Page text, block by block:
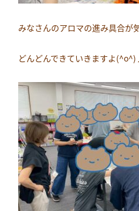
みなさんのアロマの進み具合が
どんどんできていきますよ(^o^)